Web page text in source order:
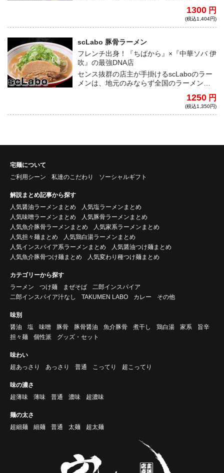
濃厚な一杯は、後味の良さが特徴。残った
タレと具材にご飯を混ぜて食べる、宅麺な
1300 円
(税込1,404円)
scLabo 豚骨ラーメン
フレンチ出身！『ちばから』×『中華ソバ 伊
吹』の最強DNA店
センス抜群の店主が手掛けるscLaboのラー
メンは、地元のみならず全国のラーメンフ
干しでもG系でもなく、ド豚骨ラーメンで勝
負！濃度、粘度、パンチ力ともに抜群で必
1250 円
(税込1,350円)
宅麺について
ご利用シーン
私達のこだわり ソーシャルギフト
解説まとめ記事から探す
人気醤油ラーメンまとめ
人気塩ラーメンまとめ
人気味噌ラーメンまとめ
人気豚骨ラーメンまとめ
人気魚介豚骨ラーメンまとめ
人気家系ラーメンまとめ
人気担々麺まとめ
人気鶏白湯ラーメンまとめ
人気インスパイア系ラーメンまとめ
人気醤油つけ麺まとめ
人気魚介豚骨つけ麺まとめ
人気変わり種つけ麺まとめ
カテゴリーから探す
ラーメン
つけ麺 まぜそば
二郎インスパイア
二郎インスパイア汁なし
TAKUMEN LABO カレー その他
味別
醤油
塩 味噌 豚骨 豚骨醤油 魚介豚骨 煮干し 鶏白湯 家系
旨辛
担々麺
個性派 グッズ・セット
味わい
超あっさり
あっさり 普通 こってり 超こってり
味の濃さ
超薄味
薄味 普通 濃味 超濃味
麺の太さ
超細麺
細麺 普通 太麺 超太麺